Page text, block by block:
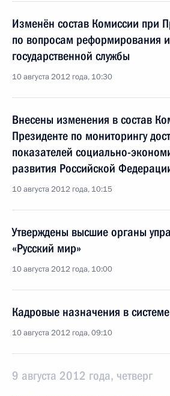
Изменён состав Комиссии при
по вопросам реформирования
государственной службы
10 августа 2012 года, 10:30
Внесены изменения в состав
Президенте по мониторингу
показателей социально-
развития Российской
10 августа 2012 года, 10:15
Утверждены высшие органы
«Русский мир»
10 августа 2012 года, 10:00
Кадровые назначения в
10 августа 2012 года, 09:10
9 августа 2012 года, четверг